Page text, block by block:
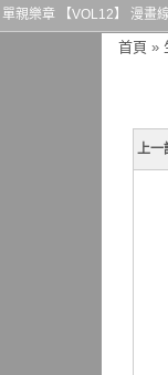
單親樂章 【VOL12】 漫畫
首頁 »
上一